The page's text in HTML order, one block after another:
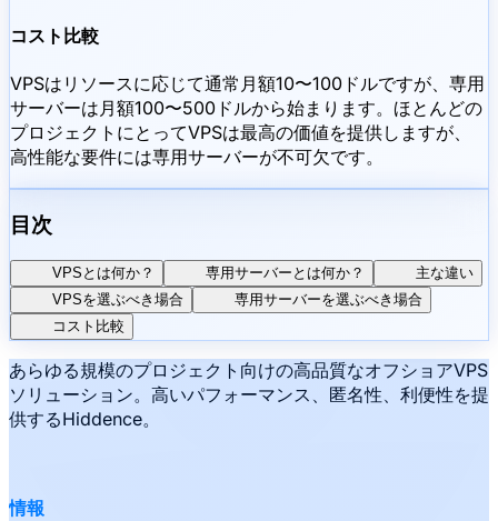
コスト比較
VPSはリソースに応じて通常月額10〜100ドルですが、専用
サーバーは月額100〜500ドルから始まります。ほとんどの
プロジェクトにとってVPSは最高の価値を提供しますが、
高性能な要件には専用サーバーが不可欠です。
目次
VPSとは何か？ 専用サーバーとは何か？
主な違い
VPSを選ぶべき場合
専用サーバーを選ぶべき場合
コスト比較
あらゆる規模のプロジェクト向けの高品質なオフショアVPS
ソリューション。高いパフォーマンス、匿名性、利便性を提
供するHiddence。
情報